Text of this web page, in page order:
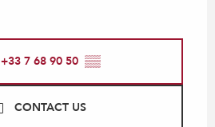
+33 7 68 90 50 ▒▒
CONTACT US